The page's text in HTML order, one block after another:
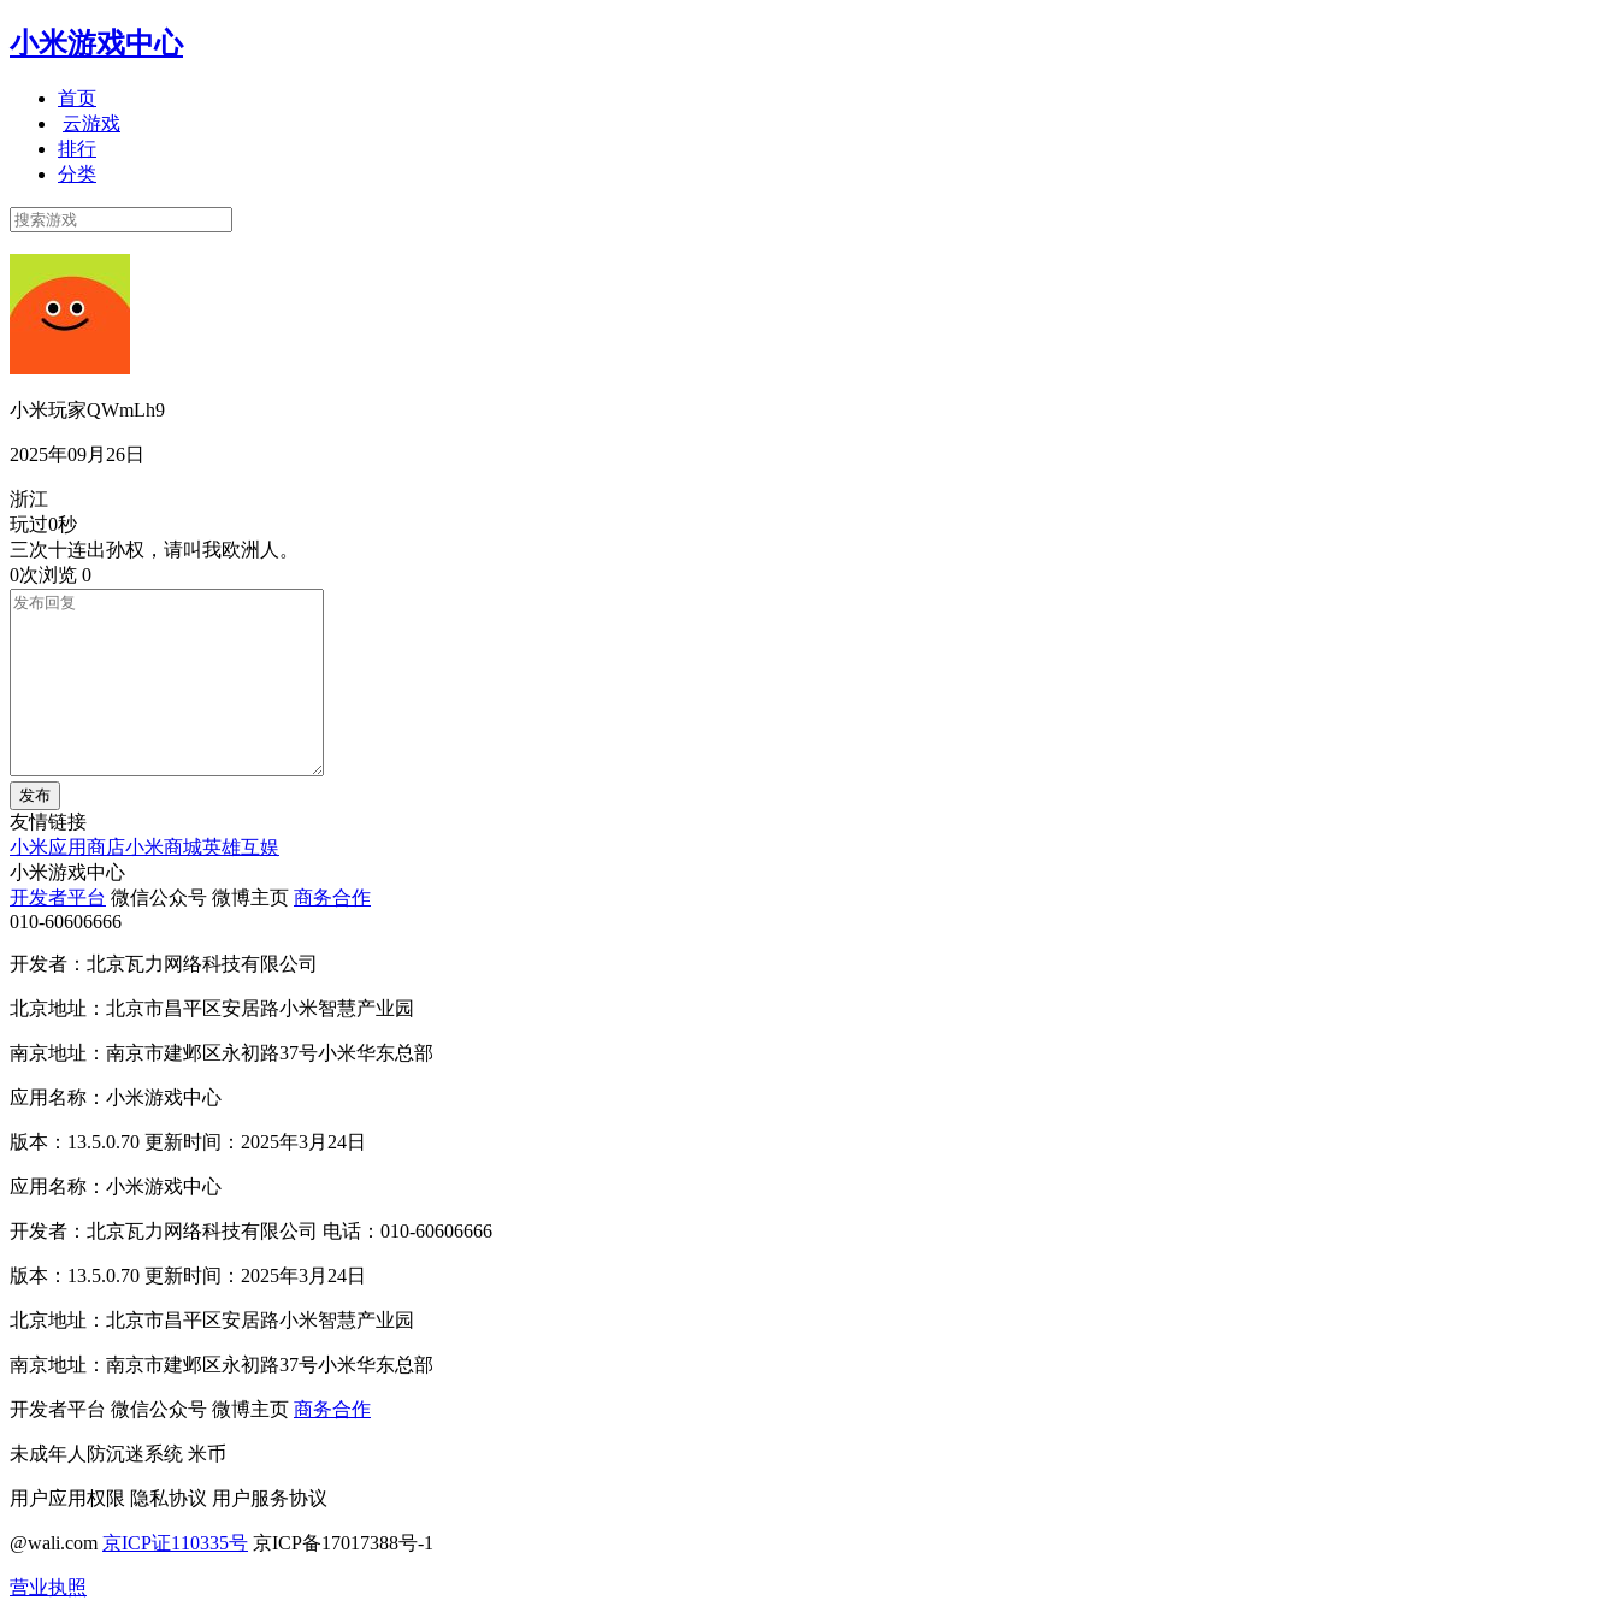
小米游戏中心
首页
云游戏
排行
分类
小米玩家QWmLh9
2025年09月26日
浙江
玩过0秒
三次十连出孙权，请叫我欧洲人。
0次浏览 0
发布
友情链接
小米应用商店小米商城英雄互娱
小米游戏中心
开发者平台 微信公众号 微博主页 商务合作
010-60606666
开发者：北京瓦力网络科技有限公司
北京地址：北京市昌平区安居路小米智慧产业园
南京地址：南京市建邺区永初路37号小米华东总部
应用名称：小米游戏中心
版本：13.5.0.70 更新时间：2025年3月24日
应用名称：小米游戏中心
开发者：北京瓦力网络科技有限公司 电话：010-60606666
版本：13.5.0.70 更新时间：2025年3月24日
北京地址：北京市昌平区安居路小米智慧产业园
南京地址：南京市建邺区永初路37号小米华东总部
开发者平台 微信公众号 微博主页 商务合作
未成年人防沉迷系统 米币
用户应用权限 隐私协议 用户服务协议
@wali.com 京ICP证110335号 京ICP备17017388号-1
营业执照